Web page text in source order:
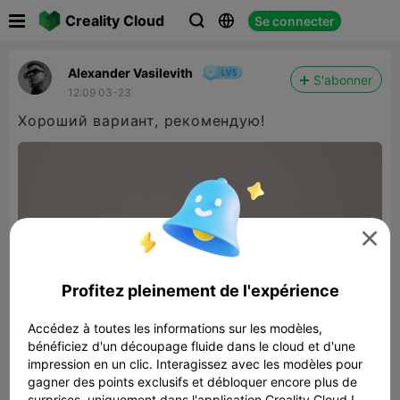
Creality Cloud   Se connecter
Alexander Vasilevith
12:09 03-23
S'abonner
Хороший вариант, рекомендую!

Profitez pleinement de l'expérience
Accédez à toutes les informations sur les modèles,
bénéficiez d'un découpage fluide dans le cloud et d'une
impression en un clic. Interagissez avec les modèles pour
gagner des points exclusifs et débloquer encore plus de